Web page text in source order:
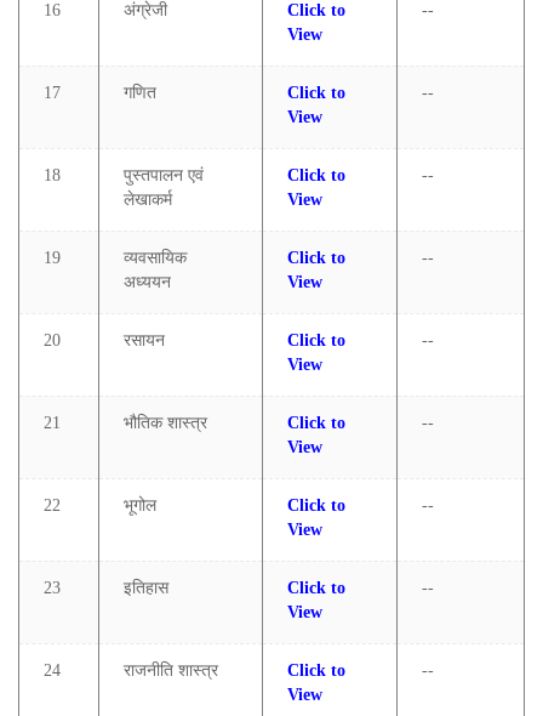
16 अंग्रेजी
Click to
View
--
17 गणित
Click to
View
--
18
पुस्तपालन एवं
लेखाकर्म
Click to
View
--
19
व्यवसायिक
अध्ययन
Click to
View
--
20 रसायन
Click to
View
--
21 भौतिक शास्त्र
Click to
View
--
22 भूगोल
Click to
View
--
23 इतिहास
Click to
View
--
24 राजनीति शास्त्र
Click to
View
--